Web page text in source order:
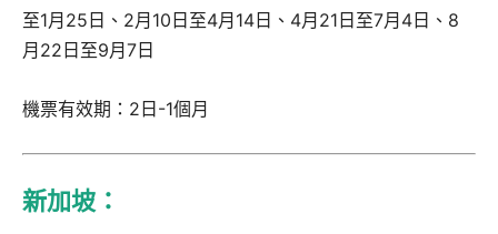
至1月25日、2月10日至4月14日、4月21日至7月4日、8
月22日至9月7日
機票有效期：2日-1個月
新加坡：